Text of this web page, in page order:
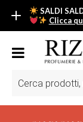
SALDI
Clicca
SALDI SALDI
Fino al -50% su
Scopri tutti i
prodotti